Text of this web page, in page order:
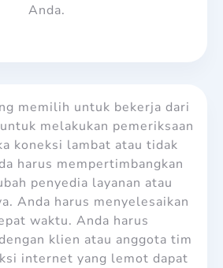
Anda.
memilih untuk bekerja dari
melakukan pemeriksaan
koneksi lambat atau tidak
harus mempertimbangkan
penyedia layanan atau
Anda harus menyelesaikan
waktu. Anda harus
klien atau anggota tim
internet yang lemot dapat